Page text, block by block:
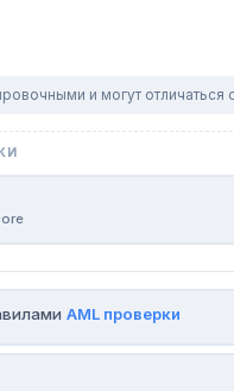
и могут отличаться
AML проверки